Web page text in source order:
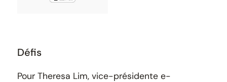
Défis
Pour Theresa Lim, vice-présidente e-